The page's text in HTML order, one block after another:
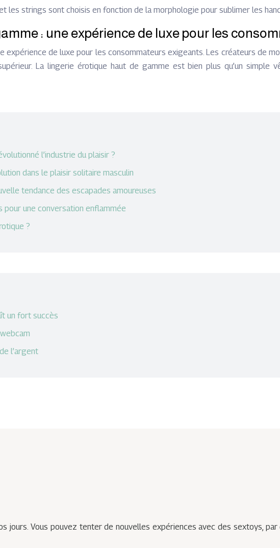
les strings sont choisis en fonction de la morphologie pour sublimer les
: une expérience de luxe pour les
expérience de luxe pour les consommateurs exigeants. Les créateurs de
La lingerie érotique haut de gamme est bien plus qu’un simple
l’industrie du plaisir ?
dans le plaisir solitaire masculin
tendance des escapades amoureuses
pour une conversation enflammée
?
un fort succès
l’argent
jours. Vous pouvez tenter de nouvelles expériences avec des sextoys,